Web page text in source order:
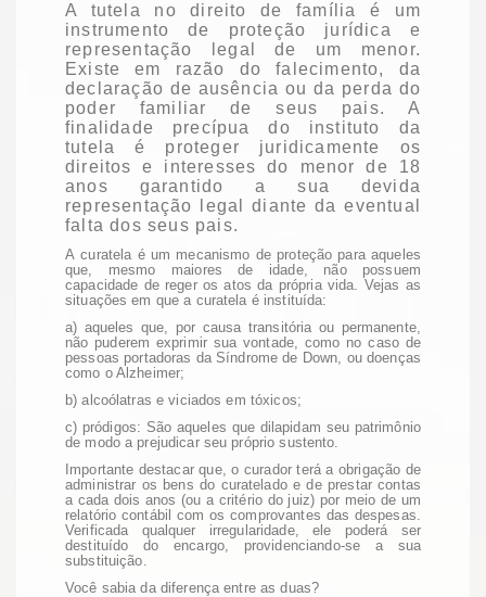
A tutela
no direito de família é um
instrumento de proteção jurídica e
representação legal de um menor.
Existe em razão do falecimento, da
declaração de ausência ou da perda do
poder familiar de seus pais. A
finalidade precípua do instituto da
tutela é proteger juridicamente os
direitos e interesses do menor de 18
anos garantido a sua devida
representação legal diante da eventual
falta dos seus pais.
A curatela é um mecanismo de proteção para aqueles
que, mesmo maiores de idade, não possuem
capacidade de reger os atos da própria vida. Vejas as
situações em que a curatela é instituída:
a) aqueles que, por causa transitória ou permanente,
não puderem exprimir sua vontade, como no caso de
pessoas portadoras da Síndrome de Down, ou doenças
como o Alzheimer;
b) alcoólatras e viciados em tóxicos;
c) pródigos: São aqueles que dilapidam seu patrimônio
de modo a prejudicar seu próprio sustento.
Importante destacar que, o curador terá a obrigação de
administrar os bens do curatelado e de prestar contas
a cada dois anos (ou a critério do juiz) por meio de um
relatório contábil com os comprovantes das despesas.
Verificada qualquer irregularidade, ele poderá ser
destituído do encargo, providenciando-se a sua
substituição.
Você sabia da diferença entre as duas?